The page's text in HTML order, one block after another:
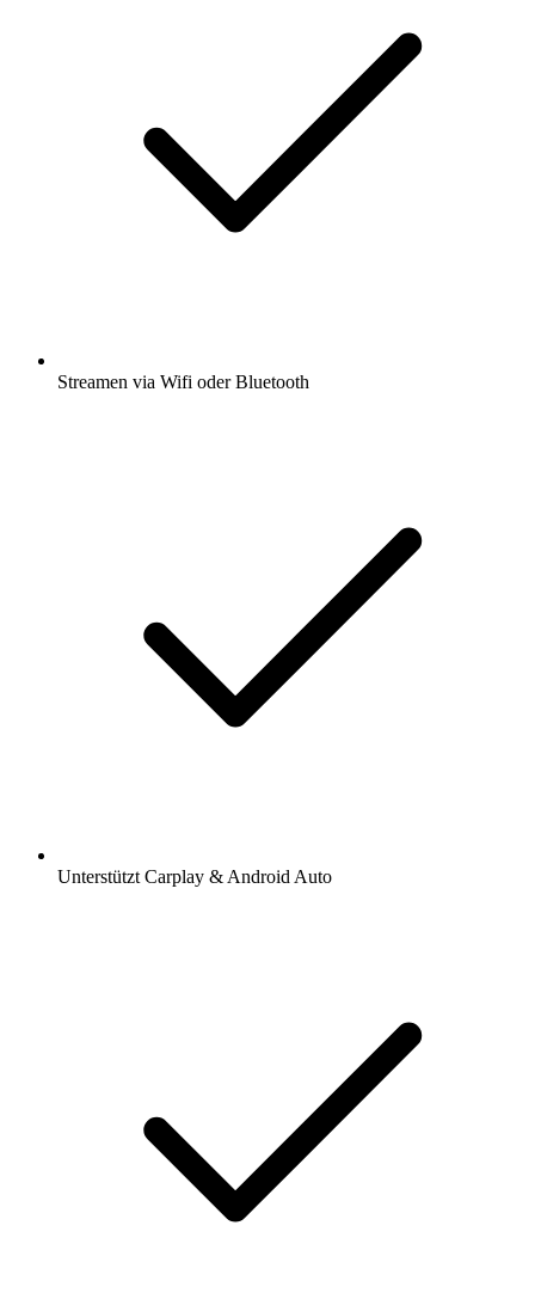
Streamen via Wifi oder Bluetooth
Unterstützt Carplay & Android Auto